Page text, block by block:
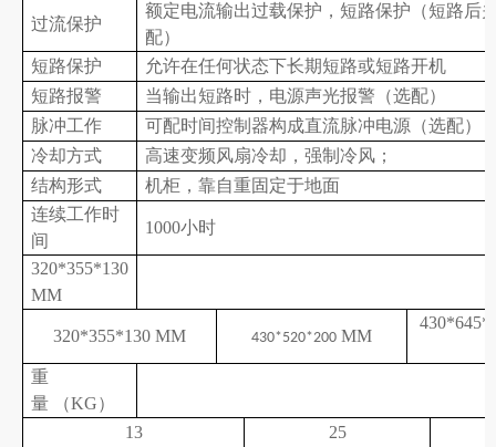
过流保护
额定电流输出过载保护，短路保护（短路后
配）
短路保护
允许在任何状态下长期短路或短路开机
短路报警
当输出短路时，电源声光报警（选配）
脉冲工作
可配时间控制器构成直流脉冲电源（选配）
冷却方式
高速变频风扇冷却，强制冷风；
结构形式
机柜，靠自重固定于地面
连续工作时
间
1000小时
320*355*130
MM
320*355*130 MM 430*520*200 MM
重
量 （KG）
13
25